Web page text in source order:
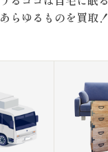
あらゆるものを買取！